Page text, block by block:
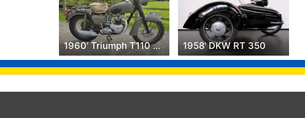
1960' Triumph T110 Replica 1958' DKW RT 350